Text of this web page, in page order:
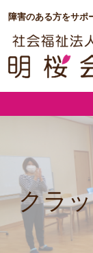
障害のある方をサポ
クラ